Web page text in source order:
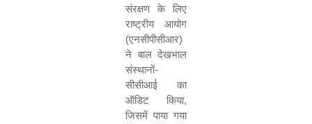
संरक्षण के लिए
राष्ट्रीय आयोग
(एनसीपीसीआर)
ने बाल देखभाल
संस्थानों-
सीसीआई का
ऑडिट किया,
जिसमें पाया गया